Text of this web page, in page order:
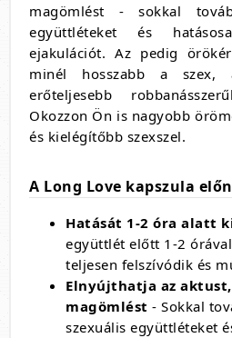
magömlést - sokkal
együttléteket és
ejakulációt. Az pedig
minél hosszabb a szex,
erőteljesebb
Okozzon Ön is nagyobb
és kielégítőbb szexszel.
A Long Love kapszula
Hatását 1-2 óra alatt
együttlét előtt 1-2
teljesen felszívódik és
Elnyújthatja az
magömlést - Sokkal
szexuális együttléteket